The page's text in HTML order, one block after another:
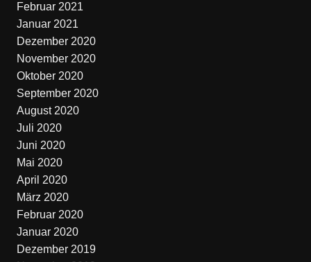
Februar 2021
Januar 2021
Dezember 2020
November 2020
Oktober 2020
September 2020
August 2020
Juli 2020
Juni 2020
Mai 2020
April 2020
März 2020
Februar 2020
Januar 2020
Dezember 2019